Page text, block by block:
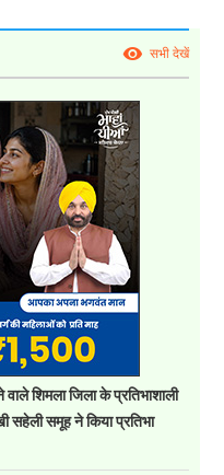
सभी देखें
शिमला जिला के प्रतिभाशाली
सहेली समूह ने किया प्रतिभा